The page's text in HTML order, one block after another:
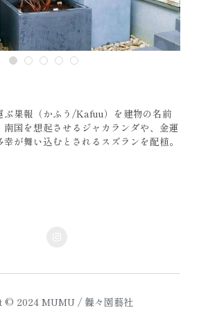
ぶ果報（かふう/Kafuu）を建物の名前
南国を想起させるジャカランダや、金運
が舞い込むとされるスズランを配植。
2024 MUMU / 橆々園藝社